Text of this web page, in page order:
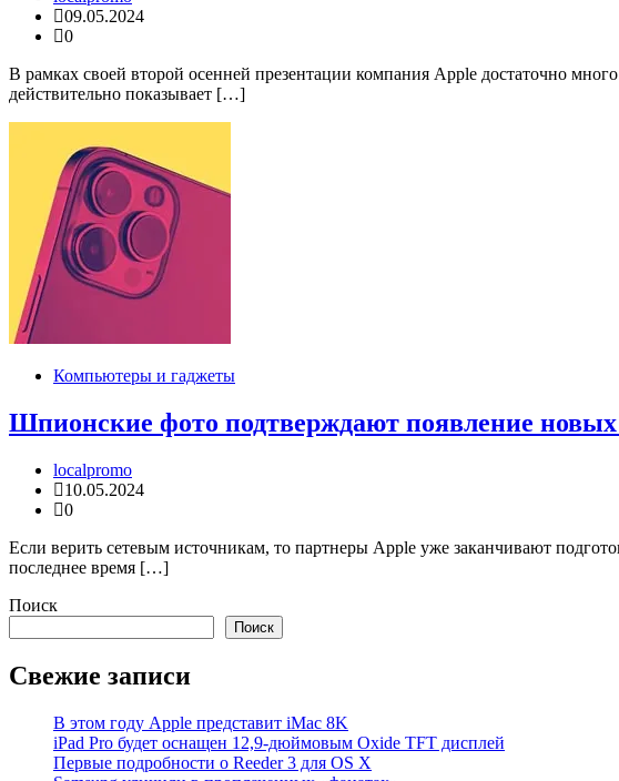
09.05.2024
0
В рамках своей второй осенней презентации компания Apple достаточно
действительно показывает […]
Компьютеры и гаджеты
Шпионские фото подтверждают появление
localpromo
10.05.2024
0
Если верить сетевым источникам, то партнеры Apple уже заканчивают
последнее время […]
Поиск
Поиск
Свежие записи
В этом году Apple представит iMac 8K
iPad Pro будет оснащен 12,9-дюймовым Oxide TFT дисплей
Первые подробности о Reeder 3 для OS X